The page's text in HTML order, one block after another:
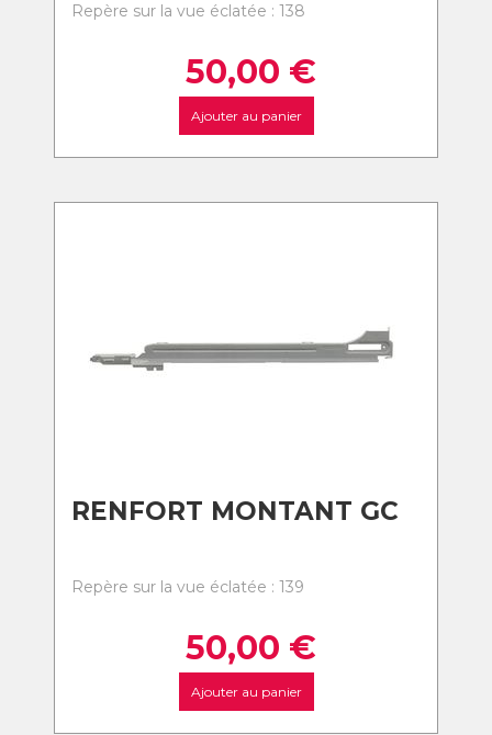
Repère sur la vue éclatée : 138
50,00 €
Ajouter au panier
RENFORT MONTANT GC
Repère sur la vue éclatée : 139
50,00 €
Ajouter au panier